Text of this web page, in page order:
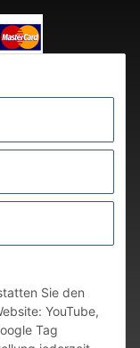
Sie den
YouTube,
Tag